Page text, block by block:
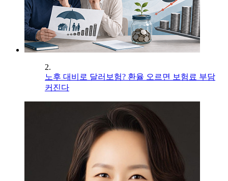
2.
노후 대비로 달러보험? 환율 오르면 보험료 부담
커진다